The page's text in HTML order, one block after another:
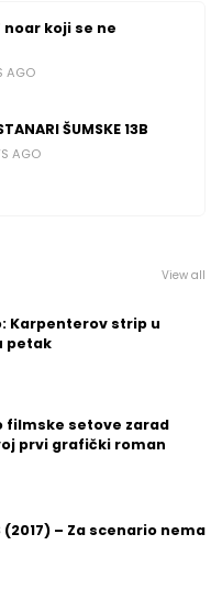
noar koji se ne
AGO
ŠUMSKE 13B
AGO
View all
Karpenterov strip u
petak
filmske setove zarad
prvi grafički roman
(2017) – Za scenario nema